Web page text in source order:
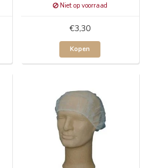
Niet op voorraad
€3,30
Kopen